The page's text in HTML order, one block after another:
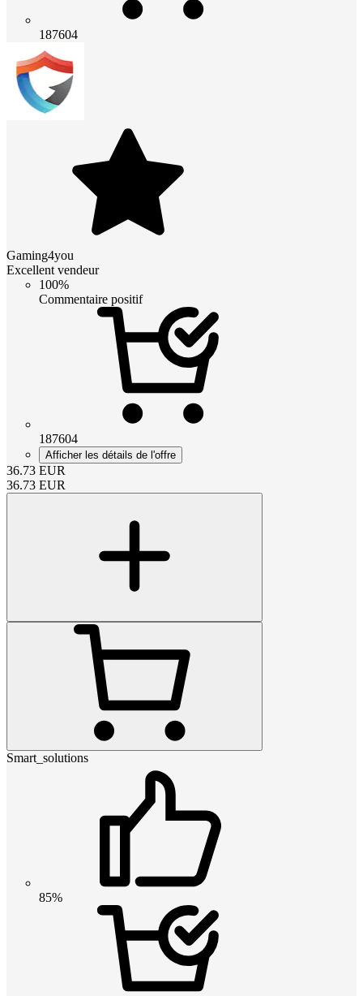
187604
Gaming4you
Excellent vendeur
100%
Commentaire positif
187604
Afficher les détails de l'offre
36.73 EUR
36.73 EUR
Smart_solutions
85%